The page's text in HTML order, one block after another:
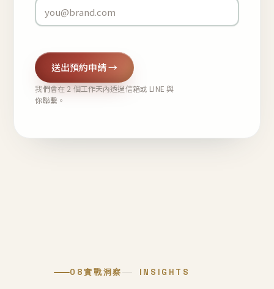
送出預約申請 →
我們會在 2 個工作天內透過信箱或 LINE 與
你聯繫。
08實戰洞察 INSIGHTS